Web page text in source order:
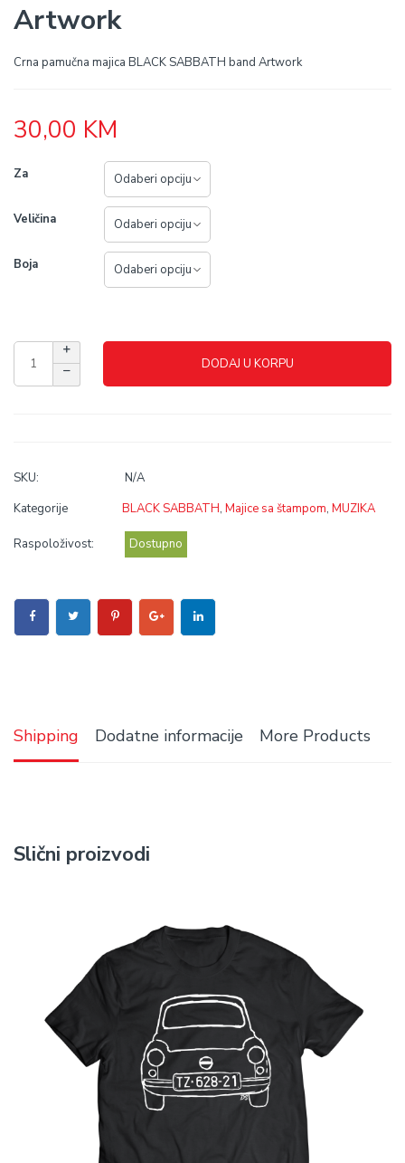
Artwork
Crna pamučna majica BLACK SABBATH band Artwork
30,00 KM
Za
Veličina
Boja
DODAJ U KORPU
SKU:
N/A
Kategorije
BLACK SABBATH, Majice sa štampom, MUZIKA
Raspoloživost: Dostupno
Shipping Dodatne informacije More Products
Slični proizvodi